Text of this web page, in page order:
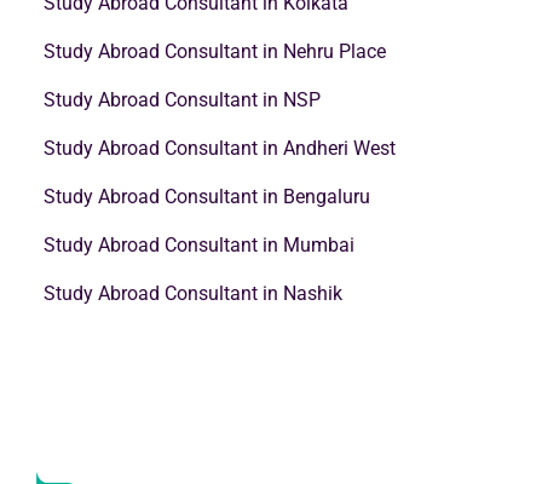
Study Abroad Consultant in Nehru Place
Study Abroad Consultant in NSP
Study Abroad Consultant in Andheri West
Study Abroad Consultant in Bengaluru
Study Abroad Consultant in Mumbai
Study Abroad Consultant in Nashik